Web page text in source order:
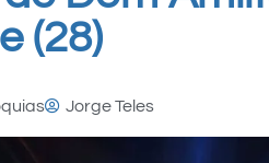
(28)
Jorge Teles